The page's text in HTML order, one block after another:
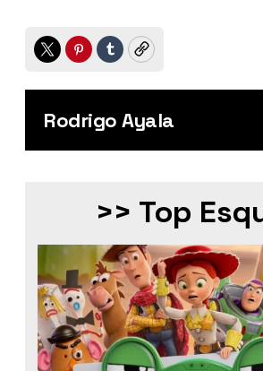
TwitterPinterest
TumblrCopy
Rodrigo Ayala
>> Top